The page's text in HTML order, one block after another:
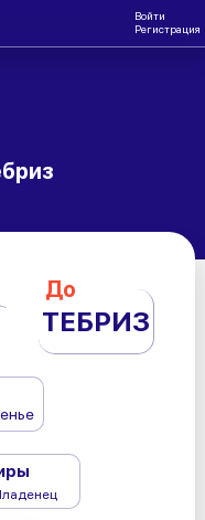
Войти
Регистрация
До
ТЕБРИЗ